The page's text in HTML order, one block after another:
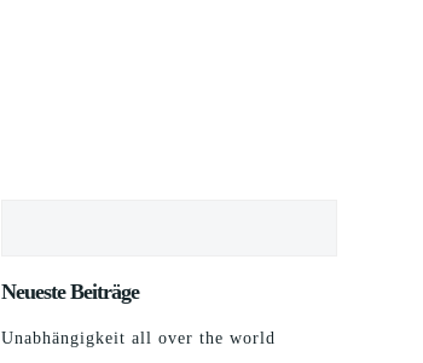
Neueste Beiträge
Unabhängigkeit all over the world